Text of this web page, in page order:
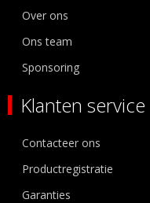
Over ons
Ons team
Sponsoring
Klanten service
Contacteer ons
Productregistratie
Garanties